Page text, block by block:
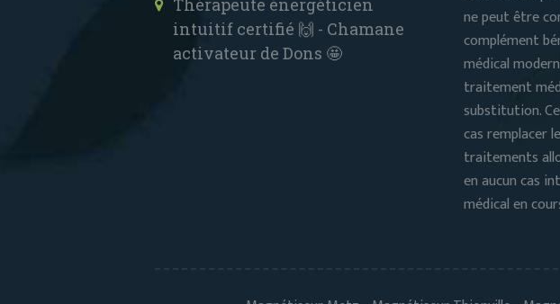
Thérapeute énergéticien
intuitif certifié 🙌 - Chamane
activateur de Dons 🤩
ne peut être
complément
médical
traitement
substitution.
cas remplacer
traitements
en aucun cas
médical en